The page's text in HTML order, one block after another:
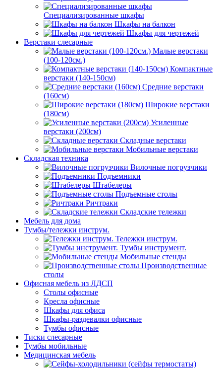
Специализированные шкафы
Шкафы на балкон
Шкафы для чертежей
Верстаки слесарные
Малые верстаки
(100-120см.)
Компактные
верстаки (140-150см)
Средние верстаки
(160см)
Широкие верстаки
(180см)
Усиленные
верстаки (200см)
Складные верстаки
Мобильные верстаки
Складская техника
Вилочные погрузчики
Подъемники
Штабелеры
Подъемные столы
Ричтраки
Складские тележки
Мебель для дома
Тумбы/тележки инструм.
Тележки инструм.
Тумбы инструмент.
Мобильные стенды
Производственные
столы
Офисная мебель из ЛДСП
Столы офисные
Кресла офисные
Шкафы для офиса
Шкафы-раздевалки офисные
Тумбы офисные
Тиски слесарные
Тумбы мобильные
Медицинская мебель